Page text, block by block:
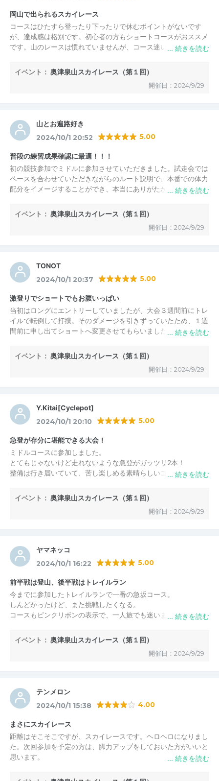
岡山で出られるスカイレース
コースはひたすら登ったり下ったりで休むポイントがないです
が、達成感は格別です。初心者の方もショートコースがおススメ
です。山のレースは慣れていませんが、コース迷いもせず完走出
イベント： 奥津泉山スカイレース（第１回）
開催日：2024/9/29
山とお遍路好き
2024/10/1 20:52 5.00
普段の練習成果確認に最適！！！
初の競技参加でミドルに参加させていただきました。試走会では
ペースを合わせていただきながらのルート説明で、本番での体力
配分をイメージすることができ、本当にありがたかったです。登
なレースだと思います！！！
イベント： 奥津泉山スカイレース（第１回）
開催日：2024/9/29
TONOT
2024/10/1 20:37 5.00
激登りでショートでもお腹いっぱい
当初はロングにエントリーしていましたが、大会３週間前にトレ
イルで転倒して打撲。そのダメージを引きずっていたため、１週
間前に申し出てショートへ変更させてもらいました。
り。ショートでもお腹いっぱいになりました（笑）
厳しいレースの後は、のとろ温泉でまったり。いい一日を過ごせ
イベント： 奥津泉山スカイレース（第１回）
開催日：2024/9/29
Y.Kitai[Cyclepot]
2024/10/1 20:10 5.00
急登が存分に堪能できる大会！
ミドルコースに参加しました。
とてもじゃないけど走れないような急登がガッツリ2本！
整備は行き届いていて、苦し楽しめる素晴らしいコースレイアウ
制限時間は一般的なトレイルランニングに比べるとやや厳しめな
印象ですが、ミドルまでなら危険な箇所もなく、チャレンジしが
イベント： 奥津泉山スカイレース（第１回）
開催日：2024/9/29
ヤマネッコ
2024/10/1 16:22 5.00
前半戦は登山、後半戦はトレイルラン
今までに参加したトレイルランで一番の急坂コース。
しんどかったけど、また挑戦したくなる。
コースもピンクリボンの表示で、一人旅でも迷いませんでした。
コース上で応援してくれたティラノザウルス君、暑くて大変なの
イベント： 奥津泉山スカイレース（第１回）
開催日：2024/9/29
テンメロン
2024/10/1 15:38 4.00
まさにスカイレース
距離はそこそこですが、スカイレースです。ヘロヘロになりまし
た。次回参加を予定の方は、脚力アップをしておいた方がいいと
思います。